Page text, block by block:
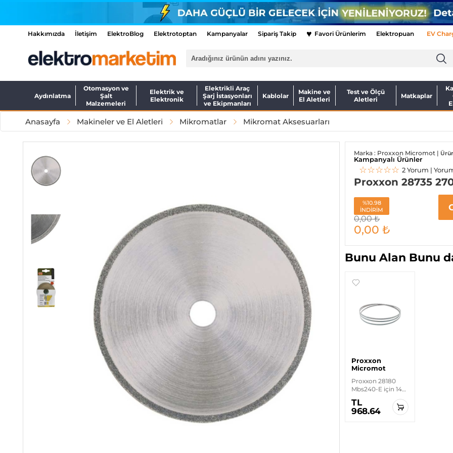
Hakkımızda İletişim ElektroBlog Elektrotoptan Kampanyalar Sipariş Takip ♥ Favori Ürünlerim Elektropuan EV
Aydınlatma
Otomasyon ve
Şalt
Malzemeleri
Elektrik ve
Elektronik
Elektrikli Araç
Şarj İstasyonları
ve Ekipmanları
Kablolar
Makine ve
El Aletleri
Test ve Ölçü
Aletleri
Matkaplar
Anasayfa Makineler ve El Aletleri Mikromatlar Mikromat Aksesuarları
Marka : Proxxon Micromot |
Kampanyalı Ürünler
☆☆☆☆☆ 2 Yorum |
Proxxon 28735
%10.98
İNDİRİM
0,00₺
0,00 ₺
Bunu Alan Bunu
Proxxon
Micromot
Proxxon 28180
Mbs240-E için 14
TL
968.64